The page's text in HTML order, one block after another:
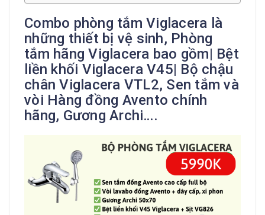
Combo phòng tắm Viglacera là
những thiết bị vệ sinh, Phòng
tắm hãng Viglacera bao gồm| Bệt
liền khối Viglacera V45| Bộ chậu
chân Viglacera VTL2, Sen tắm và
vòi Hàng đồng Avento chính
hãng, Gương Archi….